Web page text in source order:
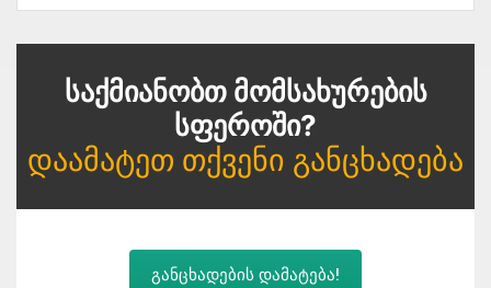
Საქმიანობთ Მომსახურების
Სფეროში?
Დაამატეთ Თქვენი Განცხადება
განცხადების დამატება!